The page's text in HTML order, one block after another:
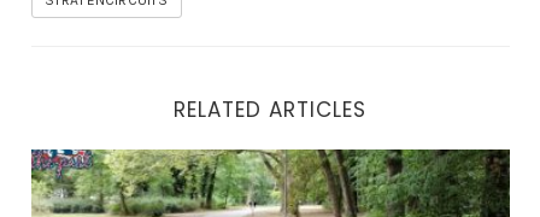
RELATED ARTICLES
Prinzenpark Stratencircuit Braunschweig, Duitsland